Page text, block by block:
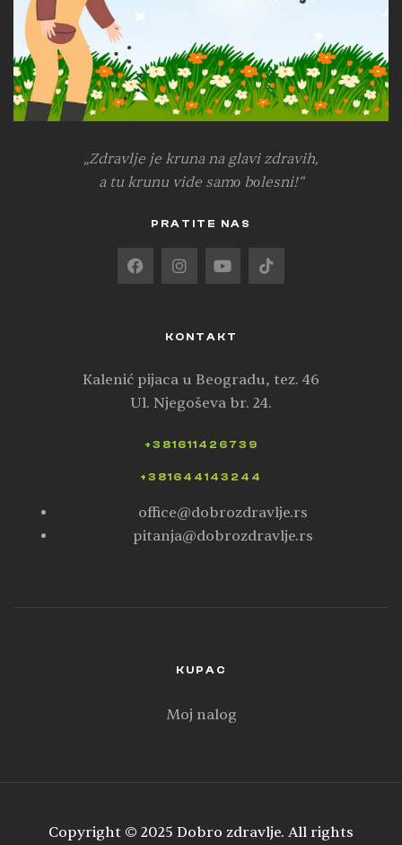
„Zdravlje je kruna na glavi zdravih,
a tu krunu vide samо bоlesni!“
PRATITE NAS
KUPAC
Moj nalog
KONTAKT
Kalenić pijaca u Beogradu, tez. 46
Ul. Njegoševa br. 24.
+381611426739
+381644143244
office@dobrozdravlje.rs
pitanja@dobrozdravlje.rs
Copyright © 2025 Dobro zdravlje. All rights